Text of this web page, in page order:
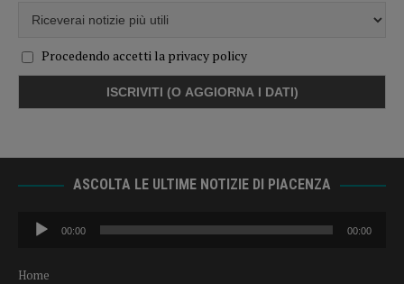
Procedendo accetti la privacy policy
ASCOLTA LE ULTIME NOTIZIE DI PIACENZA
Audio
Player
00:00 00:00
Home